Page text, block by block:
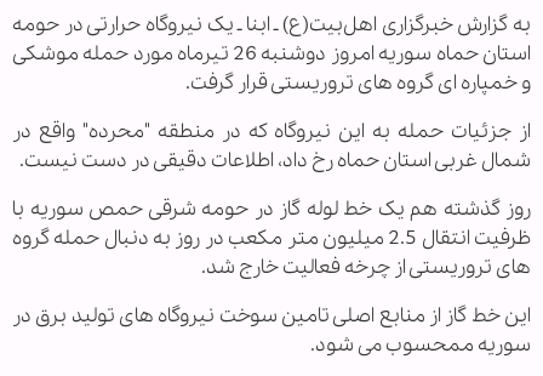
به گزارش خبرگزاری اهل‌بیت(ع) ـ ابنا ـ یک نیروگاه حرارتی در حومه
استان حماه سوریه امروز دوشنبه 26 تیرماه مورد حمله موشکی
و خمپاره ای گروه های تروریستی قرار گرفت.
از جزئیات حمله به این نیروگاه که در منطقه "محرده" واقع در
شمال غربی استان حماه رخ داد، اطلاعات دقیقی در دست نیست.
روز گذشته هم یک خط لوله گاز در حومه شرقی حمص سوریه با
ظرفیت انتقال 2.5 میلیون متر مکعب در روز به دنبال حمله گروه
های تروریستی از چرخه فعالیت خارج شد.
این خط گاز از منابع اصلی تامین سوخت نیروگاه های تولید برق در
سوریه ممحسوب می شود.